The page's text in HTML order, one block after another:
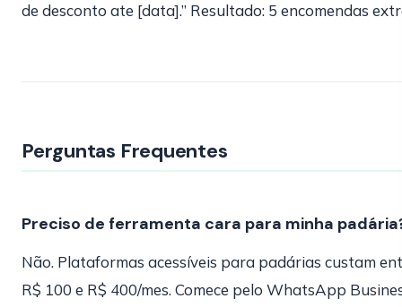
de desconto ate [data].” Resultado: 5 encomendas
Perguntas Frequentes
Preciso de ferramenta cara para minha
Não. Plataformas acessíveis para padárias custam
R$ 100 e R$ 400/mes. Comece pelo WhatsApp